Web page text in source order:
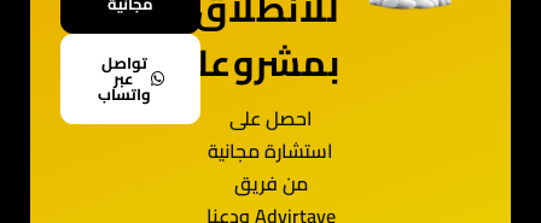
بمشروعك؟
احصل على
استشارة مجانية
من فريق
Advirtave ودعنا
تواصل
عبر
واتساب